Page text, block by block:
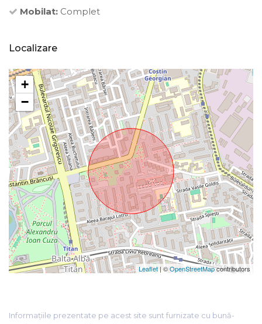
Mobilat: Complet
Localizare
+
−
Leaflet| ©OpenStreetMapcontributors
Informațiile prezentate pe acest site sunt furnizate cu bună-